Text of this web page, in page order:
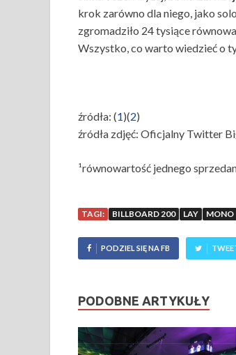
krok zarówno dla niego, jako
zgromadziło 24 tysiące
Wszystko, co warto wiedzieć o
źródła: (1)(2)
źródła zdjęć: Oficjalny Twitter
¹równowartość jednego
TAGI: BILLBOARD 200 LAY MONO
PODZIEL SIĘ NA FB
PODOBNE ARTYKUŁY